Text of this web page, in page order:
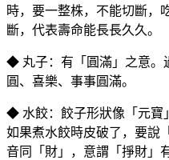
時，要一整株，不能切斷，
斷，代表壽命能長長久久。
◆ 丸子：有「圓滿」之意。
圓、喜樂、事事圓滿。
◆ 水餃：餃子形狀像「元寶
如果煮水餃時皮破了，要說
音同「財」，意謂「掙財」